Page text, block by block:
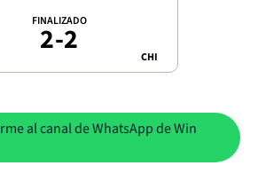
FINALIZADO
2-2 CHI
al canal de WhatsApp de Win